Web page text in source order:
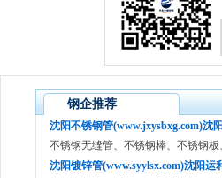
钢企推荐
沈阳不锈钢管(www.jxysbxg.com)沈
不锈钢无缝管、不锈钢棒、不锈钢板
沈阳镀锌管(www.syylsx.com)沈阳运